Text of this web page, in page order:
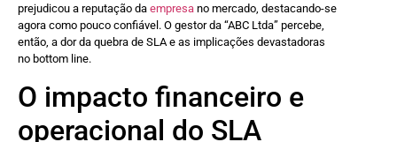
prejudicou a reputação da empresa no mercado, destacando-se
agora como pouco confiável. O gestor da “ABC Ltda” percebe,
então, a dor da quebra de SLA e as implicações devastadoras
no bottom line.
O impacto financeiro e
operacional do SLA